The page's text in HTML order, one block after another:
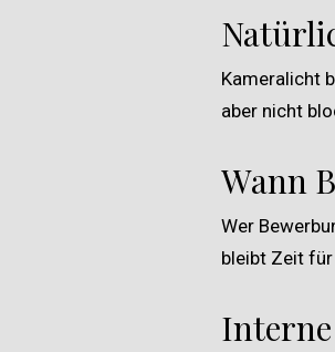
Kameralicht
aber nicht
Wann
Wer
bleibt Zeit